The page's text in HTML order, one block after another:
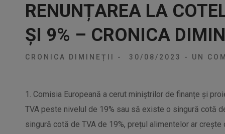
RENUNȚAREA LA
ȘI 9% – CRONICA
CRONICA DIMINEȚII - 30/08/2023 - UN
1. Comisia Europeană a cerut miniștrilor de finanțe și
TVA peste nivelul de 19% sau să existe o singură cotă
singură cotă de TVA de 19%, prețul alimentelor ar